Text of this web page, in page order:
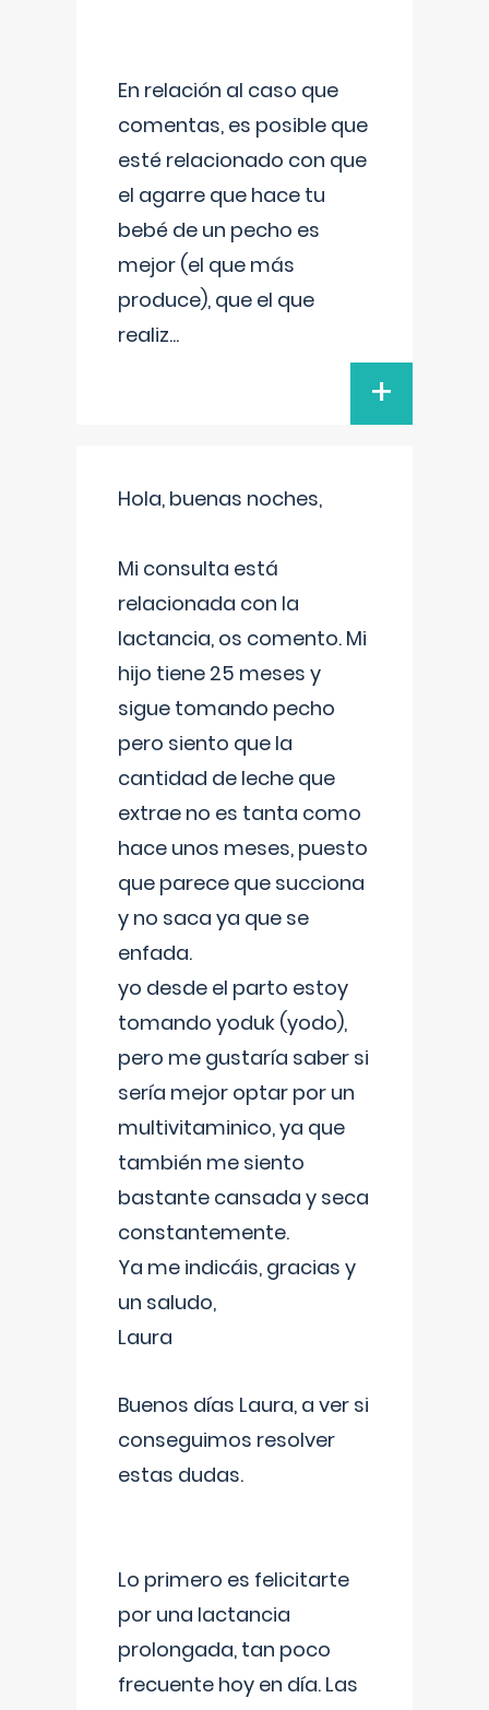
En relación al caso que
comentas, es posible que
esté relacionado con que
el agarre que hace tu
bebé de un pecho es
mejor (el que más
produce), que el que
realiz...
+
Hola, buenas noches,
Mi consulta está
relacionada con la
lactancia, os comento. Mi
hijo tiene 25 meses y
sigue tomando pecho
pero siento que la
cantidad de leche que
extrae no es tanta como
hace unos meses, puesto
que parece que succiona
y no saca ya que se
enfada.
yo desde el parto estoy
tomando yoduk (yodo),
pero me gustaría saber si
sería mejor optar por un
multivitaminico, ya que
también me siento
bastante cansada y seca
constantemente.
Ya me indicáis, gracias y
un saludo,
Laura
Buenos días Laura, a ver si
conseguimos resolver
estas dudas.
Lo primero es felicitarte
por una lactancia
prolongada, tan poco
frecuente hoy en día. Las